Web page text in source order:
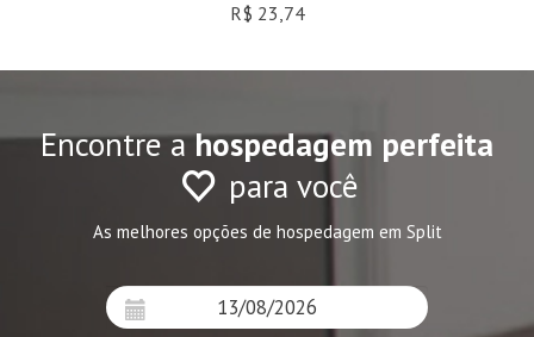
R$ 23,74
Encontre ahospedagem perfeita
para você
As melhores opções de hospedagem em Split